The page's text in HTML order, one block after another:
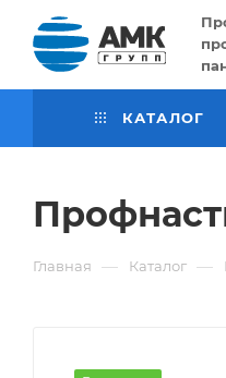
КАТАЛОГ
Главная — Каталог —